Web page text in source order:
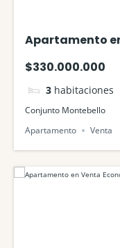
Apartamento
$330.000.000
3 habitaciones
Conjunto Montebello
Apartamento
Venta